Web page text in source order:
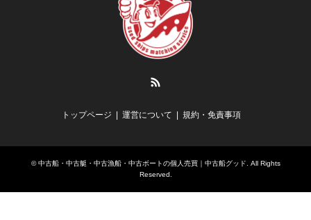
トップページ 運営について 規約・免責事項
©中古船・中古艇・中古漁船・中古ボートの個人売買｜中古船グッド . All Rights
Reserved.